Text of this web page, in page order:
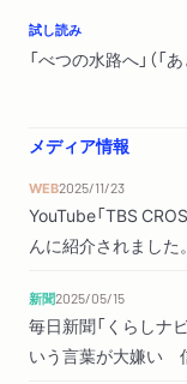
２ 支配としての共
共依存の発展／従来
３ 母と娘の共依存
母のケアが力を奪う
と共依存／共依存的
しまうとき／被害者
４ 複雑化したトラ
苦しみと鈍感さ／あ
試し読み
「べつの水路へ」（「
メディア情報
WEB2025/11/23
YouTube「TBS
んに紹介されました。
新聞2025/05/15
毎日新聞「くらしナ
いう言葉が大嫌い